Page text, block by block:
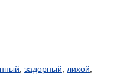
задорный лихой